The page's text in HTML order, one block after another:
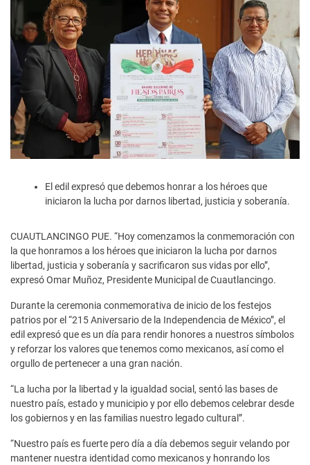
El edil expresó que debemos honrar a los héroes que
iniciaron la lucha por darnos libertad, justicia y soberanía.
CUAUTLANCINGO PUE. “Hoy comenzamos la conmemoración con
la que honramos a los héroes que iniciaron la lucha por darnos
libertad, justicia y soberanía y sacrificaron sus vidas por ello”,
expresó Omar Muñoz, Presidente Municipal de Cuautlancingo.
Durante la ceremonia conmemorativa de inicio de los festejos
patrios por el “215 Aniversario de la Independencia de México”, el
edil expresó que es un día para rendir honores a nuestros símbolos
y reforzar los valores que tenemos como mexicanos, así como el
orgullo de pertenecer a una gran nación.
“La lucha por la libertad y la igualdad social, sentó las bases de
nuestro país, estado y municipio y por ello debemos celebrar desde
los gobiernos y en las familias nuestro legado cultural”.
“Nuestro país es fuerte pero día a día debemos seguir velando por
mantener nuestra identidad como mexicanos y honrando los